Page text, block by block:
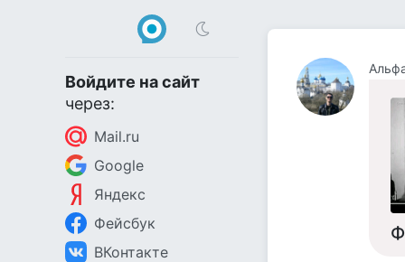
Войдите на сайт
через:
Mail.ru
Google
Яндекс
Фейсбук
ВКонтакте